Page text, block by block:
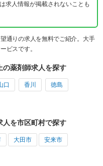
求人情報が掲載されないことも
通りの求人を無料でご紹介。大手
ビスです。
の薬剤師求人を探す
口 香川 徳島
人を市区町村で探す
大田市 安来市